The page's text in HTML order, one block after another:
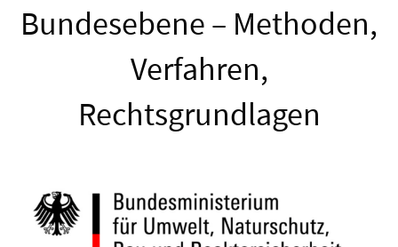
Bundesebene – Methoden,
Verfahren,
Rechtsgrundlagen